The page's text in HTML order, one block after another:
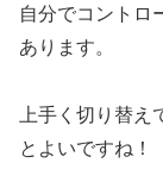
自分でコントロ
あります。
上手く切り替
とよいですね！